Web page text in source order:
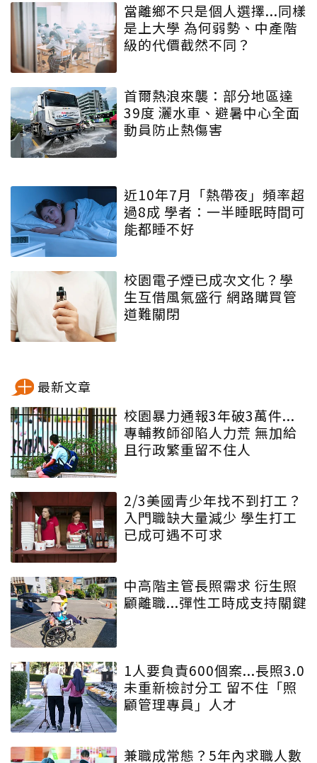
當離鄉不只是個人選擇...同樣
是上大學 為何弱勢、中產階
級的代價截然不同？
首爾熱浪來襲：部分地區達
39度 灑水車、避暑中心全面
動員防止熱傷害
近10年7月「熱帶夜」頻率超
過8成 學者：一半睡眠時間可
能都睡不好
校園電子煙已成次文化？學
生互借風氣盛行 網路購買管
道難關閉
最新文章
校園暴力通報3年破3萬件...
專輔教師卻陷人力荒 無加給
且行政繁重留不住人
2/3美國青少年找不到打工？
入門職缺大量減少 學生打工
已成可遇不可求
中高階主管長照需求 衍生照
顧離職...彈性工時成支持關鍵
1人要負責600個案...長照3.0
未重新檢討分工 留不住「照
顧管理專員」人才
兼職成常態？5年內求職人數